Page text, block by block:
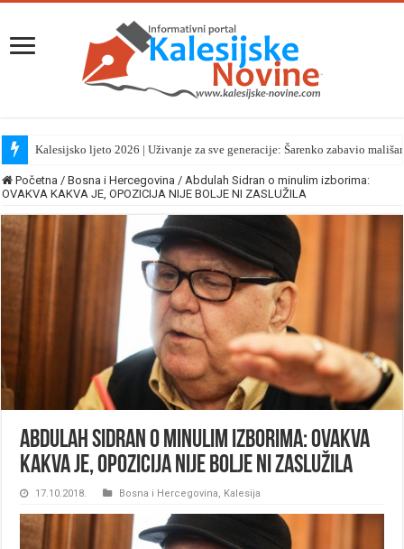
Kalesijsko ljeto 2026 | Uživanje za sve generacije: Šarenko zabavio
Početna / Bosna i Hercegovina / Abdulah Sidran o minulim izborima:
OVAKVA KAKVA JE, OPOZICIJA NIJE BOLJE NI ZASLUŽILA
Abdulah Sidran o minulim izborima: OVAKVA
KAKVA JE, OPOZICIJA NIJE BOLJE NI ZASLUŽILA
17.10.2018. Bosna i Hercegovina Kalesija